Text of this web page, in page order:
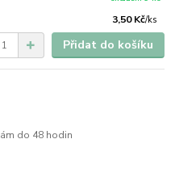
3,50 Kč/ks
Přidat do košíku
do 48 hodin